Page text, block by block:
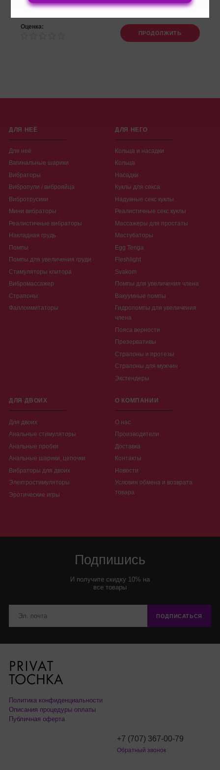
Оценка:
ПРОДОЛЖИТЬ
ДЛЯ НЕЁ
Для неё
Вагинальные шарики
Вибраторы
Вибропули / виброяйца
Вибротрусики
Мини вибраторы
Реалистичные вибраторы
Накладная грудь
Помпы
Помпы для увеличения груди
Стимуляторы клитора
Вибромассажер
Страпоны
Фаллоимитаторы
ДЛЯ НЕГО
Кольца и насадки
Кольца
Насадки
Куклы для секса
Надувные секс куклы
Реалистичные секс куклы
Массажеры для простаты
Мастубаторы
Egg Tenga
Fleshlight
Svakom
Помпы для увеличения члена
Вакуумные помпы
Гидропомпы для увеличения
члена
Пояса верности
Презервативы
Страпоны и протезы
Страпоны для мужчин
Экстендеры
ДЛЯ ДВОИХ
Для двоих
Анальные стимуляторы
Анальные пробки
Анальные шарики, цепочки
Вибраторы для двоих
Электростимуляторы
Эротические игры
О КОМПАНИИ
О нас
Производители
Доставка
Контакты
Новости
Условия обмена и возврата
товара
Подпишись
И получите скидку 10% на
все товары
ПОДПИСАТЬСЯ
Политика конфиденциальности
Описания процедуры оплаты
Публичная оферта
+7 (707) 367-00-79
Обратный звонок